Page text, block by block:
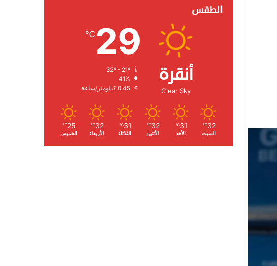
الطقس
أنقرة
Clear Sky
29
℃
الرطوبة:
الرياح:
32
℃
السبت
31
℃
الأحد
32
℃
الأثنين
31
℃
الثلاثاء
32
℃
الأربعاء
25
℃
الخميس